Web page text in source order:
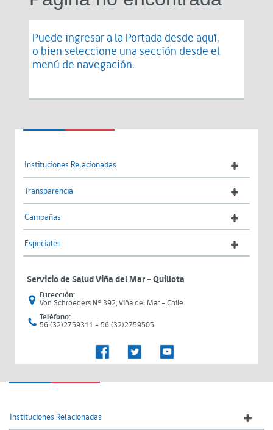
Puede ingresar a la Portada desde aquí,
o bien seleccione una sección desde el
menú de navegación.
Instituciones Relacionadas
Transparencia
Campañas
Especiales
Servicio de Salud Viña del Mar – Quillota
Dirección:
Von Schroeders N° 392, Viña del Mar - Chile
Teléfono:
56 (32)2759311 - 56 (32)2759505
Instituciones Relacionadas